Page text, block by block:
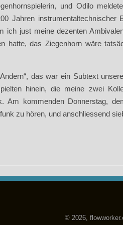
und Odilo
Jahren instrumentaltechnischer
ich just meine dezenten
hatte, das Ziegenhorn wäre
das war ein Subtext
hinein, die meine zwei
Am kommenden Donnerstag,
zu hören, und anschliessend
© 2026,